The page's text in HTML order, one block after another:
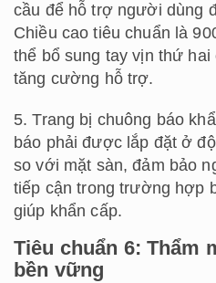
cầu để hỗ trợ người dùng
Chiều cao tiêu chuẩn là
thể bổ sung tay vịn thứ
tăng cường hỗ trợ.
5. Trang bị chuông báo
báo phải được lắp đặt ở
so với mặt sàn, đảm bảo
tiếp cận trong trường hợp
giúp khẩn cấp.
Tiêu chuẩn 6: Thẩm
bền vững